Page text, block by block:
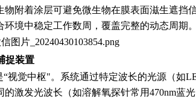
附着涂层可避免微生物在膜表面滋生遮挡
境中稳定工作数周，覆盖完整的动态周期。
捉装置
视觉中枢"。系统通过特定波长的光源（如
发光波长（如溶解氧探针常用470nm蓝光